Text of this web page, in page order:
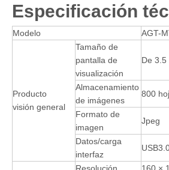
Especificación
Modelo AGT-
Producto
visión general
Tamaño de
pantalla de
visualización
De 3.5
Almacenamiento
de imágenes
800
Formato de
imagen
Jpeg
Datos/carga
interfaz